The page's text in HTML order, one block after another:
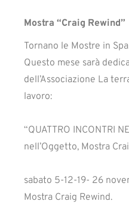
Mostra “Craig Rewind”
Tornano le Mostre in
Questo mese sarà
dell’Associazione La
lavoro:
“QUATTRO INCONTRI
nell’Oggetto, Mostra
sabato 5-12-19- 26
Mostra Craig Rewind.